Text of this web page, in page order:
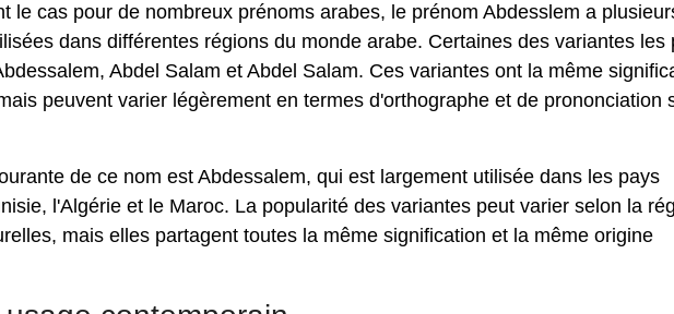
le cas pour de nombreux prénoms arabes, le prénom Abdesslem a
dans différentes régions du monde arabe. Certaines des variantes les
Abdel Salam et Abdel Salam. Ces variantes ont la même
peuvent varier légèrement en termes d'orthographe et de prononciation
de ce nom est Abdessalem, qui est largement utilisée dans les pays
l'Algérie et le Maroc. La popularité des variantes peut varier selon la
mais elles partagent toutes la même signification et la même origine